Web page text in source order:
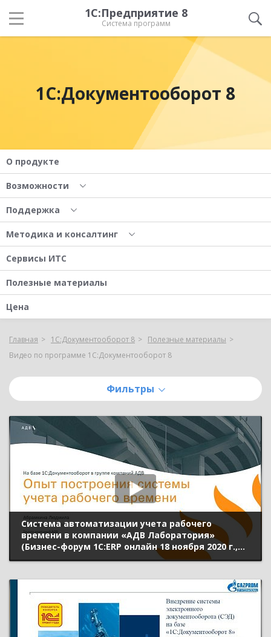
1С:Предприятие 8
Система программ
1С:Документооборот 8
О продукте
Возможности
Поддержка
Методика и консалтинг
Сервисы ИТС
Полезные материалы
Цена
Главная 1С:Документооборот 8
Полезные материалы
Видео по программе 1С:Документооборот 8
Фильтры
Система автоматизации учета рабочего
времени в компании «АДВ Лаборатория»
(Бизнес-форум 1С:ERP онлайн 18 ноября 2020 г.,
Абрамкина Людмила, «АДВ Лаборатория»)